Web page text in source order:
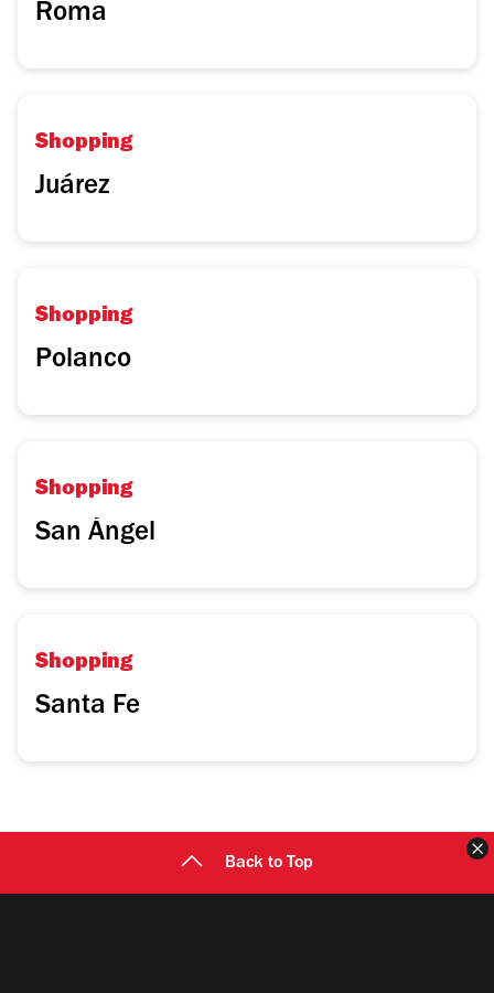
Roma
Shopping
Juárez
Shopping
Polanco
Shopping
San Ángel
Shopping
Santa Fe
Back to Top